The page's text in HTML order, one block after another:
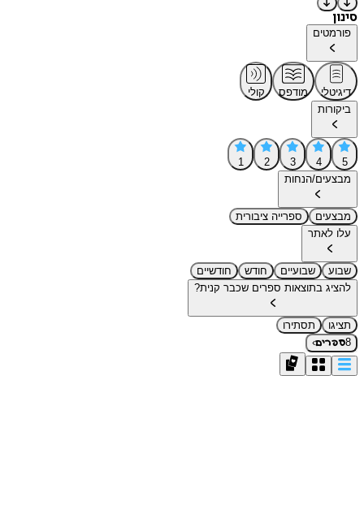
סינון
פורמטים
דיגיטלי מודפס
קולי
ביקורות
5
4
3
2
1
מבצעים/הנחות
מבצעים
ספרייה ציבורית
עלו לאתר
שבוע שבועיים חודש
חודשיים
להציג בתוצאות ספרים שכבר קנית?
תציגו
תסתירו
8ספרים›